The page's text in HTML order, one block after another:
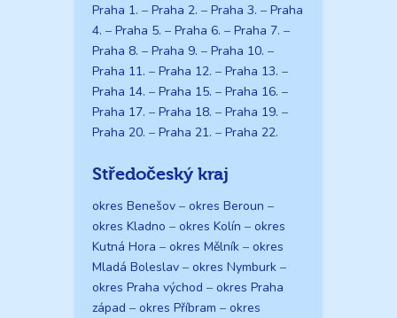
Praha 1. – Praha 2. – Praha 3. – Praha
4. – Praha 5. – Praha 6. – Praha 7. –
Praha 8. – Praha 9. – Praha 10. –
Praha 11. – Praha 12. – Praha 13. –
Praha 14. – Praha 15. – Praha 16. –
Praha 17. – Praha 18. – Praha 19. –
Praha 20. – Praha 21. – Praha 22.
Středočeský kraj
okres Benešov – okres Beroun –
okres Kladno – okres Kolín – okres
Kutná Hora – okres Mělník – okres
Mladá Boleslav – okres Nymburk –
okres Praha východ – okres Praha
západ – okres Příbram – okres